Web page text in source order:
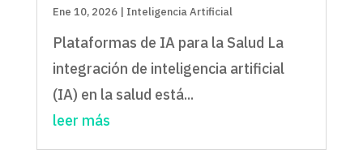
Ene 10, 2026| Inteligencia Artificial
Plataformas de IA para la Salud La
integración de inteligencia artificial
(IA) en la salud está...
leer más